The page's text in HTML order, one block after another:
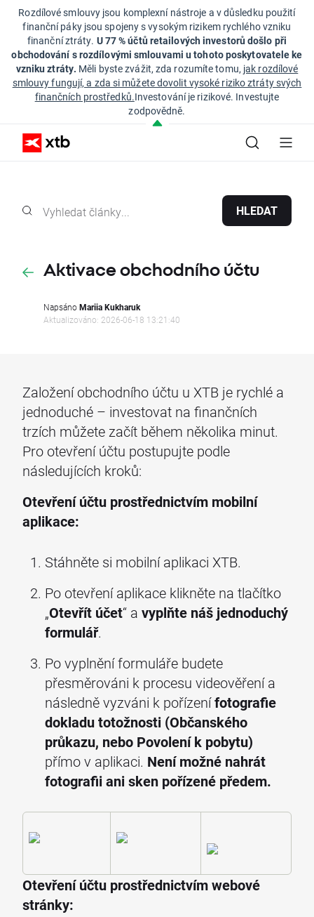
Rozdílové smlouvy jsou komplexní nástroje a v důsledku použití
finanční páky jsou spojeny s vysokým rizikem rychlého vzniku
finanční ztráty. U 77 % účtů retailových investorů došlo při
obchodování s rozdílovými smlouvami u tohoto poskytovatele ke
vzniku ztráty. Měli byste zvážit, zda rozumíte tomu, jak rozdílové
smlouvy fungují, a zda si můžete dovolit vysoké riziko ztráty svých
finančních prostředků.Investování je rizikové. Investujte
zodpovědně.
HLEDAT
Aktivace obchodního účtu
NapsánoMariia Kukharuk
Aktualizováno: 2026-06-18 13:21:40
Založení obchodního účtu u XTB je rychlé a
jednoduché – investovat na finančních
trzích můžete začít během několika minut.
Pro otevření účtu postupujte podle
následujících kroků:
Otevření účtu prostřednictvím mobilní
aplikace:
Stáhněte si mobilní aplikaci XTB.
Po otevření aplikace klikněte na tlačítko
„Otevřít účet“ a vyplňte náš jednoduchý
formulář.
Po vyplnění formuláře budete
přesměrováni k procesu videověření a
následně vyzváni k pořízenífotografie
dokladu totožnosti (Občanského
průkazu, nebo Povolení k pobytu)
přímo v aplikaci. Není možné nahrát
fotografii ani sken pořízené předem.
Otevření účtu prostřednictvím webové
stránky: